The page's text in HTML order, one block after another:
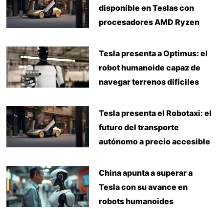
disponible en Teslas con
procesadores AMD Ryzen
Tesla presenta a Optimus: el
robot humanoide capaz de
navegar terrenos difíciles
Tesla presenta el Robotaxi: el
futuro del transporte
autónomo a precio accesible
China apunta a superar a
Tesla con su avance en
robots humanoides